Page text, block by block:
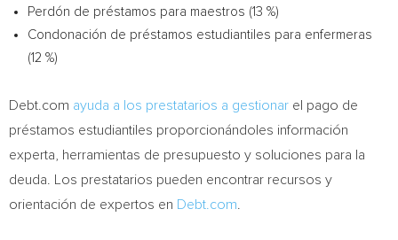
Perdón de préstamos para maestros (13 %)
Condonación de préstamos estudiantiles para enfermeras
(12 %)
Debt.com ayuda a los prestatarios a gestionar el pago de
préstamos estudiantiles proporcionándoles información
experta, herramientas de presupuesto y soluciones para la
deuda. Los prestatarios pueden encontrar recursos y
orientación de expertos en Debt.com